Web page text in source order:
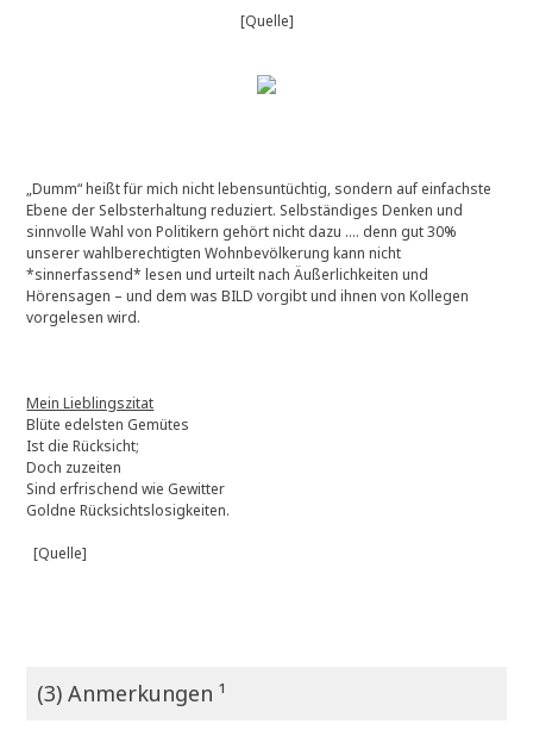
[Quelle]
„Dumm“ heißt für mich nicht lebensuntüchtig, sondern auf einfachste
Ebene der Selbsterhaltung reduziert. Selbständiges Denken und
sinnvolle Wahl von Politikern gehört nicht dazu …. denn gut 30%
unserer wahlberechtigten Wohnbevölkerung kann nicht
*sinnerfassend* lesen und urteilt nach Äußerlichkeiten und
Hörensagen – und dem was BILD vorgibt und ihnen von Kollegen
vorgelesen wird.
Mein Lieblingszitat
Blüte edelsten Gemütes
Ist die Rücksicht;
Doch zuzeiten
Sind erfrischend wie Gewitter
Goldne Rücksichtslosigkeiten.
[Quelle]
(3) Anmerkungen ¹